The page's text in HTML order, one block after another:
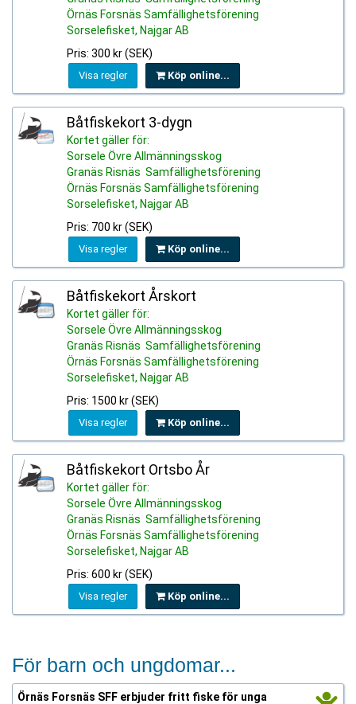
Örnäs Forsnäs Samfällighetsförening
Sorselefisket, Najgar AB
Pris: 300 kr (SEK)
Visa regler Köp online...
Båtfiskekort 3-dygn
Kortet gäller för:
Sorsele Övre Allmänningsskog
Granäs Risnäs Samfällighetsförening
Örnäs Forsnäs Samfällighetsförening
Sorselefisket, Najgar AB
Pris: 700 kr (SEK)
Visa regler Köp online...
Båtfiskekort Årskort
Kortet gäller för:
Sorsele Övre Allmänningsskog
Granäs Risnäs Samfällighetsförening
Örnäs Forsnäs Samfällighetsförening
Sorselefisket, Najgar AB
Pris: 1500 kr (SEK)
Visa regler Köp online...
Båtfiskekort Ortsbo År
Kortet gäller för:
Sorsele Övre Allmänningsskog
Granäs Risnäs Samfällighetsförening
Örnäs Forsnäs Samfällighetsförening
Sorselefisket, Najgar AB
Pris: 600 kr (SEK)
Visa regler Köp online...
För barn och ungdomar...
Örnäs Forsnäs SFF erbjuder fritt fiske för unga